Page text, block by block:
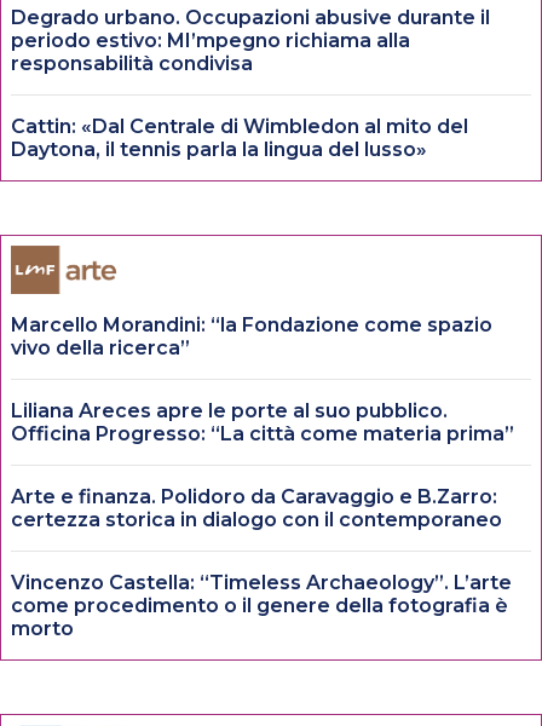
Degrado urbano. Occupazioni abusive durante il
periodo estivo: MI’mpegno richiama alla
responsabilità condivisa
Cattin: «Dal Centrale di Wimbledon al mito del
Daytona, il tennis parla la lingua del lusso»
Marcello Morandini: “la Fondazione come spazio
vivo della ricerca”
Liliana Areces apre le porte al suo pubblico.
Officina Progresso: “La città come materia prima”
Arte e finanza. Polidoro da Caravaggio e B.Zarro:
certezza storica in dialogo con il contemporaneo
Vincenzo Castella: “Timeless Archaeology”. L’arte
come procedimento o il genere della fotografia è
morto